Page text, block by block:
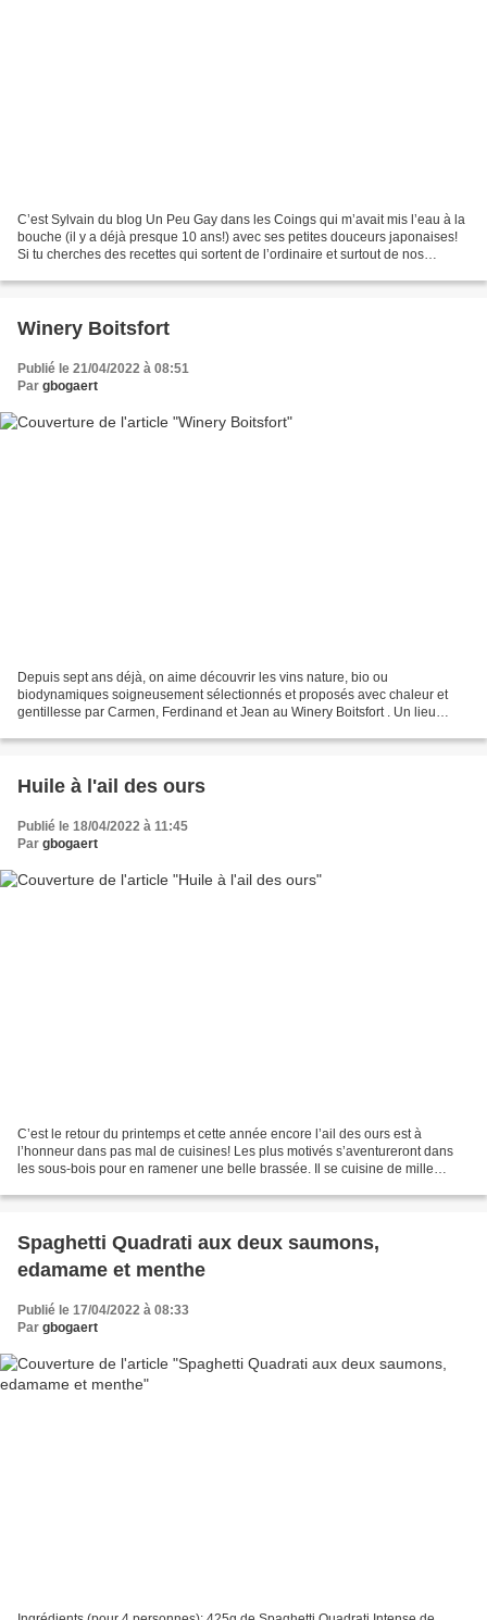
C’est Sylvain du blog Un Peu Gay dans les Coings qui m’avait mis l’eau à la
bouche (il y a déjà presque 10 ans!) avec ses petites douceurs japonaises!
Si tu cherches des recettes qui sortent de l’ordinaire et surtout de nos
Winery Boitsfort
Publié le 21/04/2022 à 08:51
Par gbogaert
Depuis sept ans déjà, on aime découvrir les vins nature, bio ou
biodynamiques soigneusement sélectionnés et proposés avec chaleur et
gentillesse par Carmen, Ferdinand et Jean au Winery Boitsfort . Un lieu
Huile à l'ail des ours
Publié le 18/04/2022 à 11:45
Par gbogaert
C’est le retour du printemps et cette année encore l’ail des ours est à
l’honneur dans pas mal de cuisines! Les plus motivés s’aventureront dans
les sous-bois pour en ramener une belle brassée. Il se cuisine de mille
Spaghetti Quadrati aux deux saumons,
edamame et menthe
Publié le 17/04/2022 à 08:33
Par gbogaert